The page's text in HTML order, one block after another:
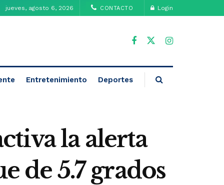
jueves, agosto 6, 2026 CONTACTO Login
Entretenimiento Deportes
la alerta
de 5.7 grados